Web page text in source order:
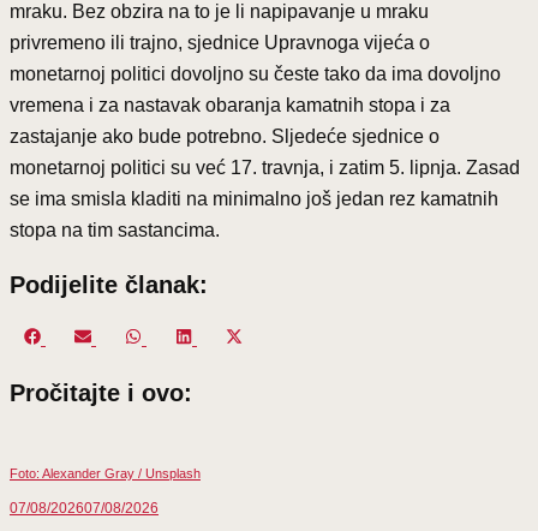
mraku. Bez obzira na to je li napipavanje u mraku
privremeno ili trajno, sjednice Upravnoga vijeća o
monetarnoj politici dovoljno su česte tako da ima dovoljno
vremena i za nastavak obaranja kamatnih stopa i za
zastajanje ako bude potrebno. Sljedeće sjednice o
monetarnoj politici su već 17. travnja, i zatim 5. lipnja. Zasad
se ima smisla kladiti na minimalno još jedan rez kamatnih
stopa na tim sastancima.
Podijelite članak:
Share
FacebookShare
Email
Share
WhatsAppShare
LinkedIn
Pročitajte i ovo:
Foto: Alexander Gray / Unsplash
07/08/202607/08/2026